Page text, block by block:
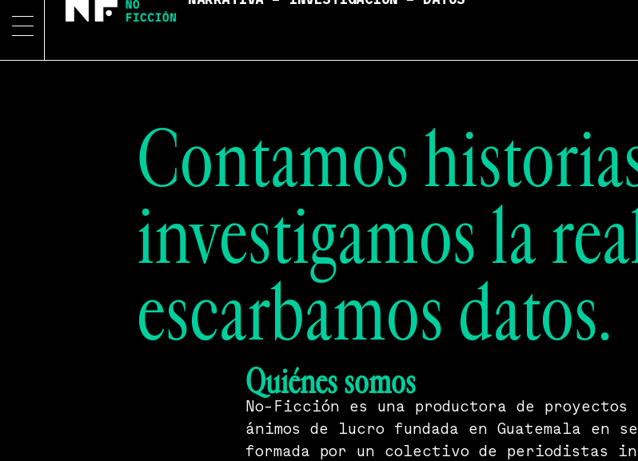
Contamos
investigamos la
escarbamos datos.
Quiénes somos
No-Ficción es una productora de
ánimos de lucro fundada en Guatemala en
formada por un colectivo de periodistas